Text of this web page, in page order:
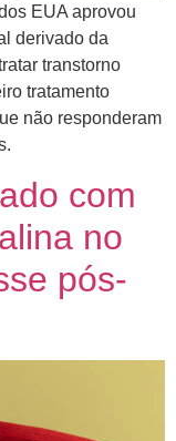
EUA aprovou
derivado da
transtorno
tratamento
não responderam
com
no
pós-